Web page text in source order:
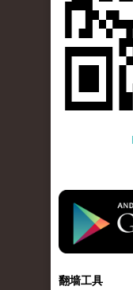
standard-
翻墙工具